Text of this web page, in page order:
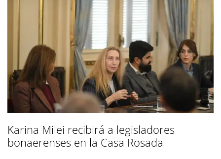
Karina Milei recibirá a legisladores
bonaerenses en la Casa Rosada